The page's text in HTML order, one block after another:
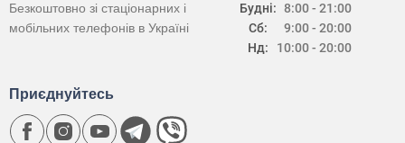
Будні:
Сб:
Нд:
8:00 - 21:00
9:00 - 20:00
10:00 - 20:00
Безкоштовно зі стаціонарних і
мобільних телефонів в Україні
Приєднуйтесь